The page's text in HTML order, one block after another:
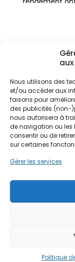
Nous utilisons des
et/ou accéder aux
faisons pour
des publicités (non-
nous autorisera à
de navigation ou les
consentir ou de
sur certaines
Gérer les services
Politique
les secteurs
Savigny-sur-
Le chauffe-
s'impose
performante
ou aux
transition
exigences
thermiques en
réduire
La diversité
pavillons
permet de
Ne
limités.
pour